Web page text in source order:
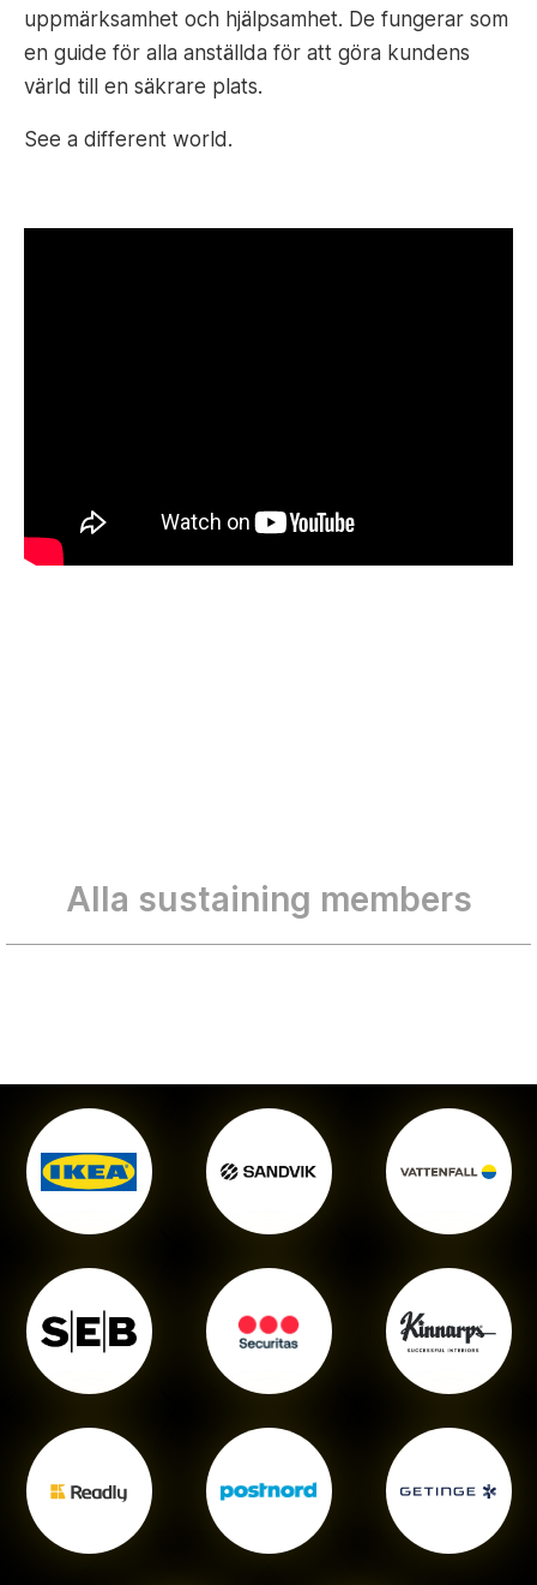
uppmärksamhet och hjälpsamhet. De fungerar som
en guide för alla anställda för att göra kundens
värld till en säkrare plats.
See a different world.
Alla sustaining members